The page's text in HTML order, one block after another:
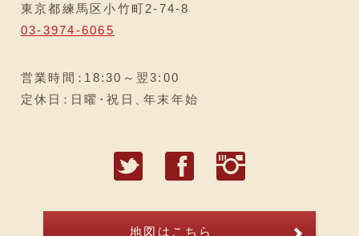
東京都練馬区小竹町2-74-8
03-3974-6065
営業時間：18:30～翌3:00
定休日 ：日曜 ・祝日 、年末年始
T F I
地図はこちら